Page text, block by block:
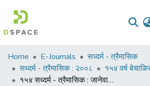
Communities
&
Collections
Home E-Journals
सध्दर्म - त्रैमासिक
सध्दर्म - त्रैमासिक : २००८
१५४ सध्दर्म - त्रैमासिक : जानेवारी २००८